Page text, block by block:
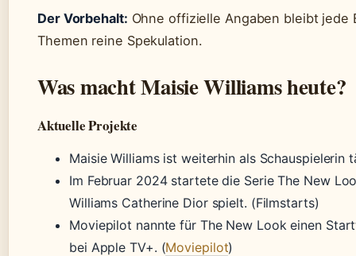
Der Vorbehalt: Ohne offizielle Angaben bleibt jede
Themen reine Spekulation.
Was macht Maisie Williams heute?
Aktuelle Projekte
Maisie Williams ist weiterhin als Schauspielerin
Im Februar 2024 startete die Serie The New
Williams Catherine Dior spielt. (Filmstarts)
Moviepilot nannte für The New Look einen
bei Apple TV+. (Moviepilot)